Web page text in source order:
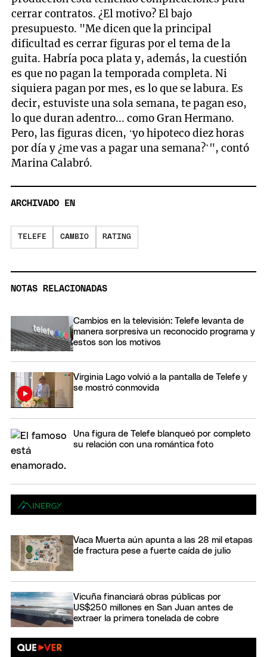
cerrar contratos. ¿El motivo? El bajo
presupuesto. "Me dicen que la principal
dificultad es cerrar figuras por el tema de la
guita. Habría poca plata y, además, la cuestión
es que no pagan la temporada completa. Ni
siquiera pagan por mes, es lo que se labura. Es
decir, estuviste una sola semana, te pagan eso,
lo que duran adentro... como Gran Hermano.
Pero, las figuras dicen, ‘yo hipoteco diez horas
por día y ¿me vas a pagar una semana?’", contó
Marina Calabró.
ARCHIVADO EN
TELEFE CAMBIO RATING
NOTAS RELACIONADAS
Cambios en la televisión: Telefe levanta de
manera sorpresiva un reconocido programa y
estos son los motivos
Virginia Lago volvió a la pantalla de Telefe y
se mostró conmovida
Una figura de Telefe blanqueó por completo
su relación con una romántica foto
Vaca Muerta aún apunta a las 28 mil etapas
de fractura pese a fuerte caída de julio
Vicuña financiará obras públicas por
US$250 millones en San Juan antes de
extraer la primera tonelada de cobre